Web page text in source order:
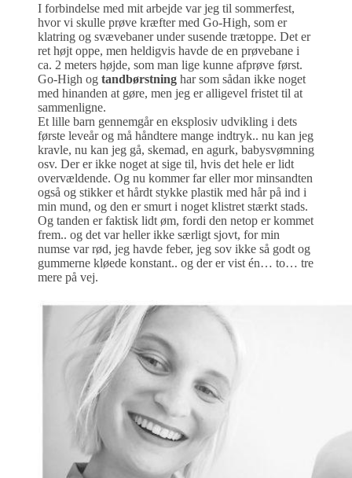
I forbindelse med mit arbejde var jeg til sommerfest,
hvor vi skulle prøve kræfter med Go-High, som er
klatring og svævebaner under susende trætoppe. Det er
ret højt oppe, men heldigvis havde de en prøvebane i
ca. 2 meters højde, som man lige kunne afprøve først.
Go-High og tandbørstning har som sådan ikke noget
med hinanden at gøre, men jeg er alligevel fristet til at
sammenligne.
Et lille barn gennemgår en eksplosiv udvikling i dets
første leveår og må håndtere mange indtryk.. nu kan jeg
kravle, nu kan jeg gå, skemad, en agurk, babysvømning
osv. Der er ikke noget at sige til, hvis det hele er lidt
overvældende. Og nu kommer far eller mor minsandten
også og stikker et hårdt stykke plastik med hår på ind i
min mund, og den er smurt i noget klistret stærkt stads.
Og tanden er faktisk lidt øm, fordi den netop er kommet
frem.. og det var heller ikke særligt sjovt, for min
numse var rød, jeg havde feber, jeg sov ikke så godt og
gummerne kløede konstant.. og der er vist én… to… tre
mere på vej.